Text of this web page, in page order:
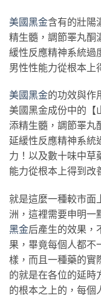
美國黑金含有的壯陽
精生髓，調節睪丸酮
緩性反應精神系統過
男性性能力從根本上
美國黑金的功效與作
美國黑金成份中的【
添精生髓，調節睪丸
延緩性反應精神系統
力！以及數十味中草
能力從根本上得到改
就是這麼一種較市面
洲，這裡需要申明一
黑金后產生的效果，
果，畢竟每個人都不
樣，而且一種藥的實
的就是在各位的延時
的根本之上的，每個